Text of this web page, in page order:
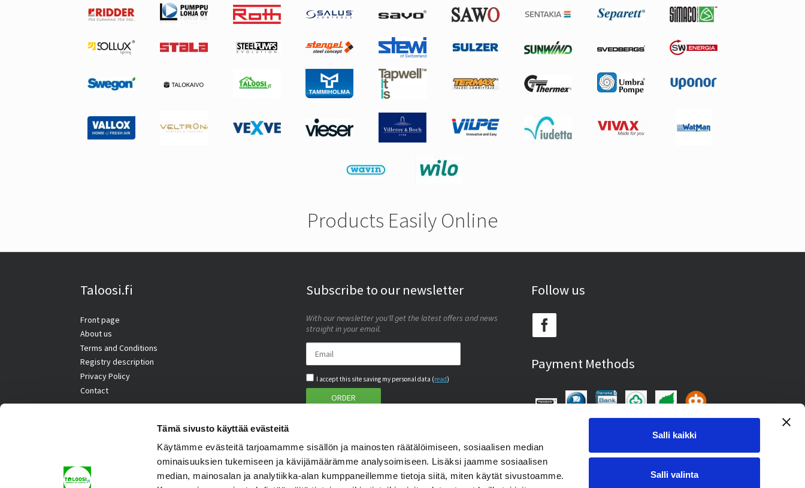
Tämä sivusto käyttää evästeitä
Käytämme evästeitä tarjoamamme sisällön ja mainosten räätälöimiseen, sosiaalisen median
ominaisuuksien tukemiseen ja kävijämäärämme analysoimiseen. Lisäksi jaamme sosiaalisen
median, mainosalan ja analytiikka-alan kumppaneillemme tietoja siitä, miten käytät sivustoamme.
Salli kaikki
Salli valinta
Products Easily Online
Taloosi.fi
Front page
About us
Terms and Conditions
Registry description
Privacy Policy
Contact
Subscribe to our newsletter
With our newsletter you'll get the latest offers and news
straight in your email.
I accept this site saving my personal data (read)
ORDER
Follow us
Payment Methods